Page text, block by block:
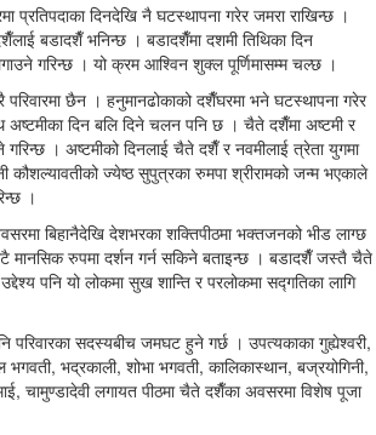
प्रतिपदाका दिनदेखि नै घटस्थापना गरेर जमरा राखिन्छ ।
बडादशैँ भनिन्छ । बडादशैँमा दशमी तिथिका दिन
गरिन्छ । यो क्रम आश्विन शुक्ल पूर्णिमासम्म चल्छ ।
परिवारमा छैन । हनुमानढोकाको दशैँघरमा भने घटस्थापना गरेर
अष्टमीका दिन बलि दिने चलन पनि छ । चैते दशैँमा अष्टमी र
गरिन्छ । अष्टमीको दिनलाई चैते दशैँ र नवमीलाई त्रेता युगमा
कौशल्यावतीको ज्येष्ठ सुपुत्रका रुमपा श्रीरामको जन्म भएकाले
।
बिहानैदेखि देशभरका शक्तिपीठमा भक्तजनको भीड लाग्छ
मानसिक रुपमा दर्शन गर्न सकिने बताइन्छ । बडादशैँ जस्तै चैते
पनि यो लोकमा सुख शान्ति र परलोकमा सद्गतिका लागि
परिवारका सदस्यबीच जमघट हुने गर्छ । उपत्यकाका गुह्येश्वरी,
भगवती, भद्रकाली, शोभा भगवती, कालिकास्थान, बज्रयोगिनी,
चामुण्डादेवी लगायत पीठमा चैते दशैँका अवसरमा विशेष पूजा